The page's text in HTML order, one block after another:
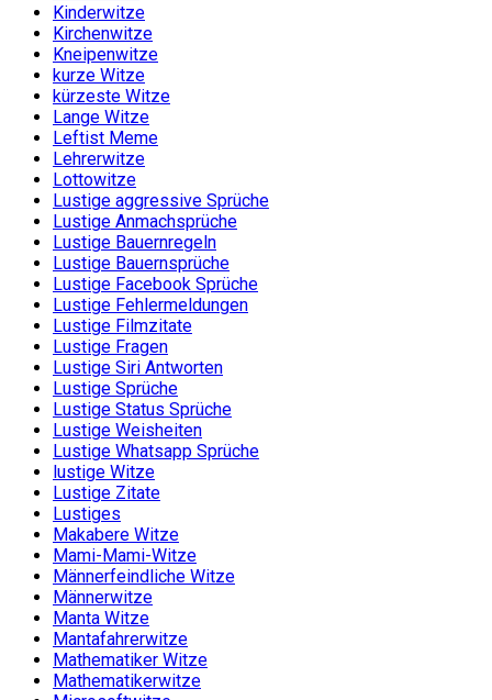
Kinderwitze
Kirchenwitze
Kneipenwitze
kurze Witze
kürzeste Witze
Lange Witze
Leftist Meme
Lehrerwitze
Lottowitze
Lustige aggressive Sprüche
Lustige Anmachsprüche
Lustige Bauernregeln
Lustige Bauernsprüche
Lustige Facebook Sprüche
Lustige Fehlermeldungen
Lustige Filmzitate
Lustige Fragen
Lustige Siri Antworten
Lustige Sprüche
Lustige Status Sprüche
Lustige Weisheiten
Lustige Whatsapp Sprüche
lustige Witze
Lustige Zitate
Lustiges
Makabere Witze
Mami-Mami-Witze
Männerfeindliche Witze
Männerwitze
Manta Witze
Mantafahrerwitze
Mathematiker Witze
Mathematikerwitze